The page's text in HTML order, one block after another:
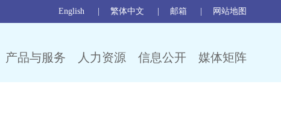
English 繁体中文 邮箱 网站地图
产品与服务 人力资源 信息公开 媒体矩阵